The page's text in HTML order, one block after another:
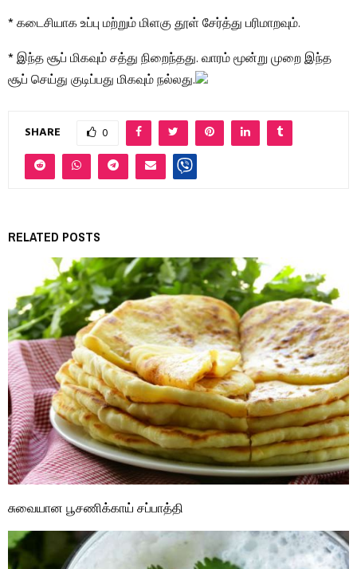
* கடைசியாக உப்பு மற்றும் மிளகு தூள் சேர்த்து பரிமாறவும்.
* இந்த சூப் மிகவும் சத்து நிறைந்தது. வாரம் மூன்று முறை இந்த
சூப் செய்து குடிப்பது மிகவும் நல்லது.
SHARE 0
RELATED POSTS
சுவையான பூசணிக்காய் சப்பாத்தி